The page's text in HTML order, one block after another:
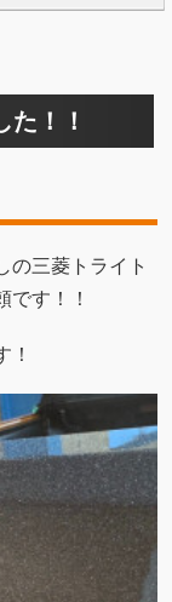
！！
の三菱トライト
です！！
！